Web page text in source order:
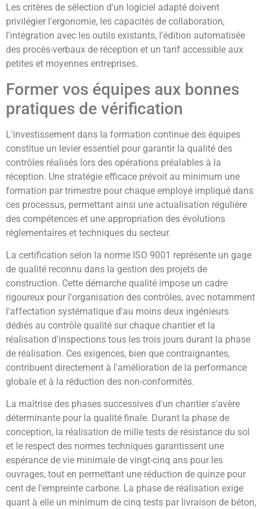
Les critères de sélection d'un logiciel adapté doivent
privilégier l'ergonomie, les capacités de collaboration,
l'intégration avec les outils existants, l'édition automatisée
des procès-verbaux de réception et un tarif accessible aux
petites et moyennes entreprises.
Former vos équipes aux bonnes
pratiques de vérification
L'investissement dans la formation continue des équipes
constitue un levier essentiel pour garantir la qualité des
contrôles réalisés lors des opérations préalables à la
réception. Une stratégie efficace prévoit au minimum une
formation par trimestre pour chaque employé impliqué dans
ces processus, permettant ainsi une actualisation régulière
des compétences et une appropriation des évolutions
réglementaires et techniques du secteur.
La certification selon la norme ISO 9001 représente un gage
de qualité reconnu dans la gestion des projets de
construction. Cette démarche qualité impose un cadre
rigoureux pour l'organisation des contrôles, avec notamment
l'affectation systématique d'au moins deux ingénieurs
dédiés au contrôle qualité sur chaque chantier et la
réalisation d'inspections tous les trois jours durant la phase
de réalisation. Ces exigences, bien que contraignantes,
contribuent directement à l'amélioration de la performance
globale et à la réduction des non-conformités.
La maîtrise des phases successives d'un chantier s'avère
déterminante pour la qualité finale. Durant la phase de
conception, la réalisation de mille tests de résistance du sol
et le respect des normes techniques garantissent une
espérance de vie minimale de vingt-cinq ans pour les
ouvrages, tout en permettant une réduction de quinze pour
cent de l'empreinte carbone. La phase de réalisation exige
quant à elle un minimum de cinq tests par livraison de béton,